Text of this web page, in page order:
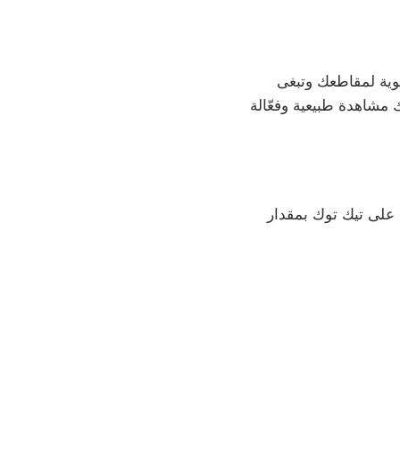
لمقاطعك وتبغى
مشاهدة طبيعية وفعّالة
تيك توك بمقدار